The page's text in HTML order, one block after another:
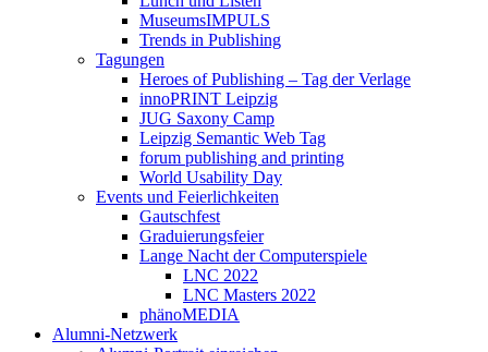
MuseumsIMPULS
Trends in Publishing
Tagungen
Heroes of Publishing – Tag der Verlage
innoPRINT Leipzig
JUG Saxony Camp
Leipzig Semantic Web Tag
forum publishing and printing
World Usability Day
Events und Feierlichkeiten
Gautschfest
Graduierungsfeier
Lange Nacht der Computerspiele
LNC 2022
LNC Masters 2022
phänoMEDIA
Alumni-Netzwerk